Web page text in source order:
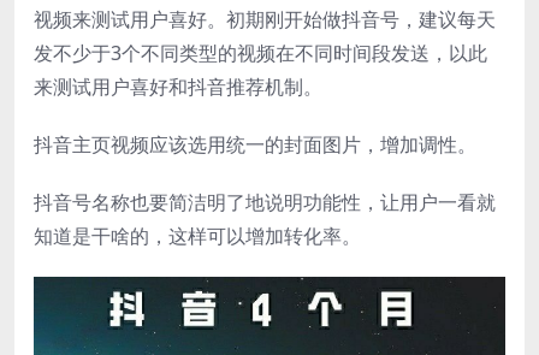
视频来测试用户喜好。初期刚开始做抖音号，建议每天
发不少于3个不同类型的视频在不同时间段发送，以此
来测试用户喜好和抖音推荐机制。
抖音主页视频应该选用统一的封面图片，增加调性。
抖音号名称也要简洁明了地说明功能性，让用户一看就
知道是干啥的，这样可以增加转化率。